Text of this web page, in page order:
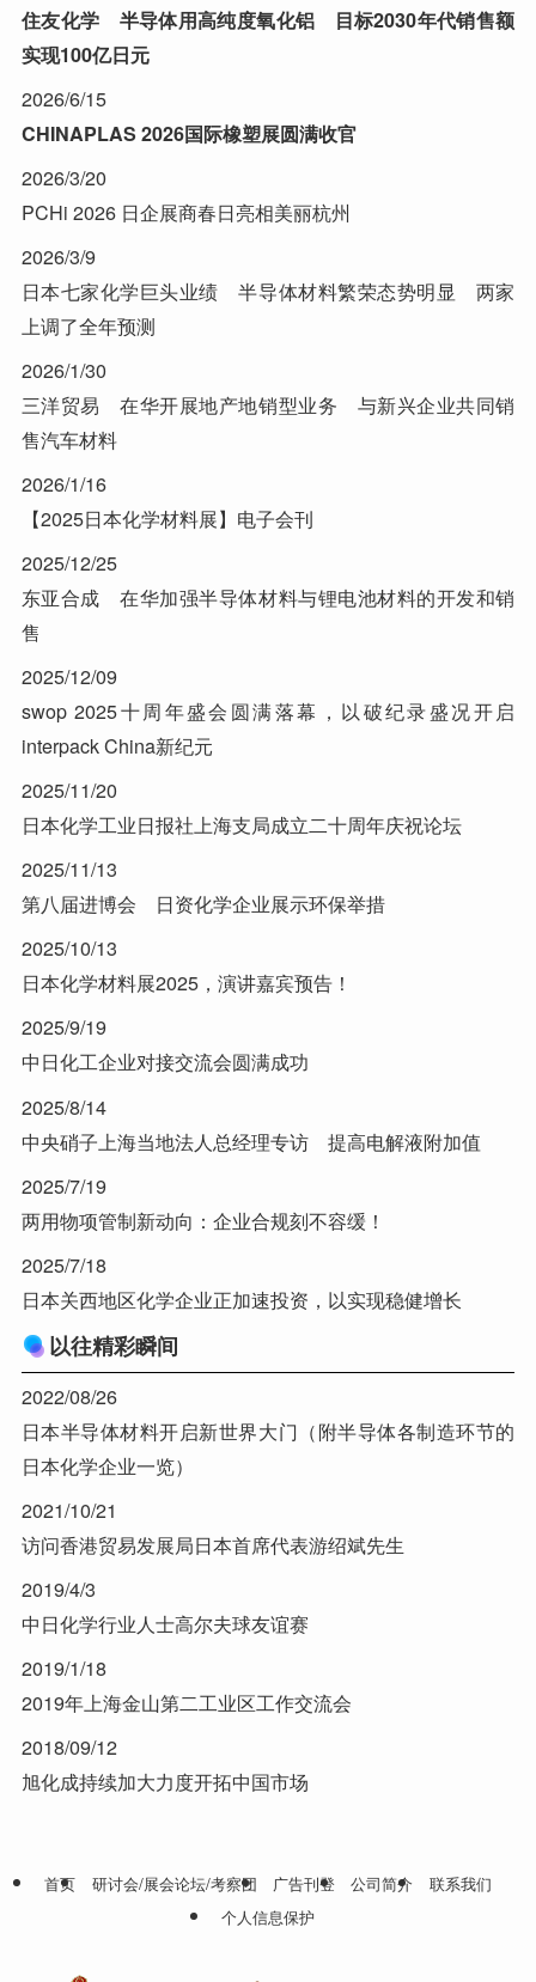
住友化学 半导体用高纯度氧化铝 目标2030年代销售额
实现100亿日元
2026/6/15
CHINAPLAS 2026国际橡塑展圆满收官
2026/3/20
PCHi 2026 日企展商春日亮相美丽杭州
2026/3/9
日本七家化学巨头业绩 半导体材料繁荣态势明显 两家
上调了全年预测
2026/1/30
三洋贸易 在华开展地产地销型业务 与新兴企业共同销
售汽车材料
2026/1/16
【2025日本化学材料展】电子会刊
2025/12/25
东亚合成 在华加强半导体材料与锂电池材料的开发和销
售
2025/12/09
swop 2025十周年盛会圆满落幕，以破纪录盛况开启
interpack China新纪元
2025/11/20
日本化学工业日报社上海支局成立二十周年庆祝论坛
2025/11/13
第八届进博会 日资化学企业展示环保举措
2025/10/13
日本化学材料展2025，演讲嘉宾预告！
2025/9/19
中日化工企业对接交流会圆满成功
2025/8/14
中央硝子上海当地法人总经理专访 提高电解液附加值
2025/7/19
两用物项管制新动向：企业合规刻不容缓！
2025/7/18
日本关西地区化学企业正加速投资，以实现稳健增长
以往精彩瞬间
2022/08/26
日本半导体材料开启新世界大门（附半导体各制造环节的
日本化学企业一览）
2021/10/21
访问香港贸易发展局日本首席代表游绍斌先生
2019/4/3
中日化学行业人士高尔夫球友谊赛
2019/1/18
2019年上海金山第二工业区工作交流会
2018/09/12
旭化成持续加大力度开拓中国市场
首页 研讨会/展会论坛/考察团 广告刊登 公司简介
联系我们
个人信息保护